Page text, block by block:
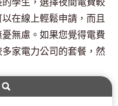
在線上輕鬆申請，而且
無慮。如果您覺得電費
家電力公司的套餐，然